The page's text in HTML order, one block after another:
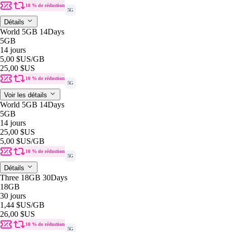
10 % de réduction
5G
Détails
World 5GB 14Days
5GB
14 jours
5,00 $US/GB
25,00 $US
10 % de réduction
5G
Voir les détails
World 5GB 14Days
5GB
14 jours
25,00 $US
5,00 $US/GB
10 % de réduction
5G
Détails
Three 18GB 30Days
18GB
30 jours
1,44 $US/GB
26,00 $US
10 % de réduction
5G